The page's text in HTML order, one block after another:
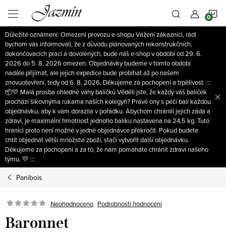
obsah
Důležité oznámení: Omezení provozu e-shopu Vážení zákazníci, rádi
bychom vás informovali, že z důvodu plánovaných rekonstrukčních,
dokončovacích prací a dovolených, bude náš e-shop v období od 29. 6.
2026 do 5. 8. 2026 omezen. Objednávky budeme v tomto období
nadále přijímat, ale jejich expedice bude probíhat až po našem
znovuotevření, tedy od 6. 8. 2026. Děkujeme za pochopení a trpělivost. :::
📦💛 Malá prosba ohledně váhy balíčků Věděli jste, že každý váš balíček
prochází šikovnýma rukama našich kolegyň? Právě ony s péčí balí každou
objednávku, aby k vám dorazila v pořádku. Abychom chránili jejich záda a
zdraví, je maximální hmotnost jednoho balíku nastavena na 24,5 kg. Tuto
hranici proto není možné v jedné objednávce překročit. Pokud budete
chtít objednat větší množství zboží, stačí vytvořit další objednávku.
Děkujeme za pochopení a za to, že nám pomáháte chránit zdraví našeho
týmu. 💛 :::
Panibois
Neohodnoceno Podrobnosti hodnocení
Baronnet